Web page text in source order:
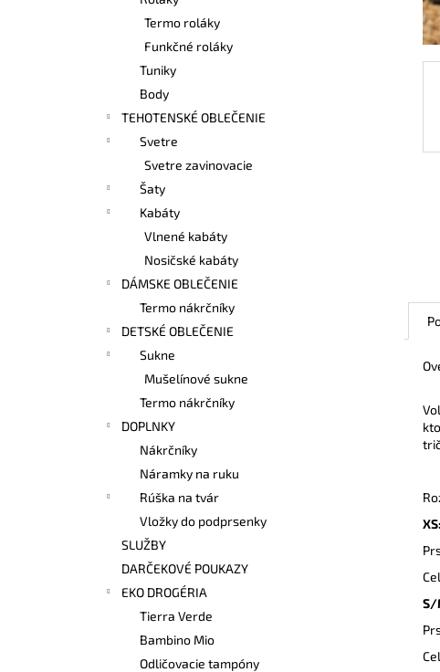
Termo roláky
Funkčné roláky
Tuniky
Body
TEHOTENSKÉ OBLEČENIE
Svetre
Svetre zavinovacie
Šaty
Kabáty
Vlnené kabáty
Nosičské kabáty
DÁMSKE OBLEČENIE
Termo nákrčníky
DETSKÉ OBLEČENIE
Sukne
Mušelínové sukne
Termo nákrčníky
DOPLNKY
Nákrčníky
Náramky na ruku
Rúška na tvár
Vložky do podprsenky
SLUŽBY
DARČEKOVÉ POUKAZY
EKO DROGÉRIA
Tierra Verde
Bambino Mio
Odličovacie tampóny
XS:
S/
BAMBUSOVÉ TIELKO NA DOJČENIE
€42,90